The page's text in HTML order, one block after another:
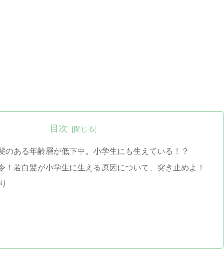
目次
のある年齢層が低下中。小学生にも生えている！？
！若白髪が小学生に生える原因について、突き止めよ！